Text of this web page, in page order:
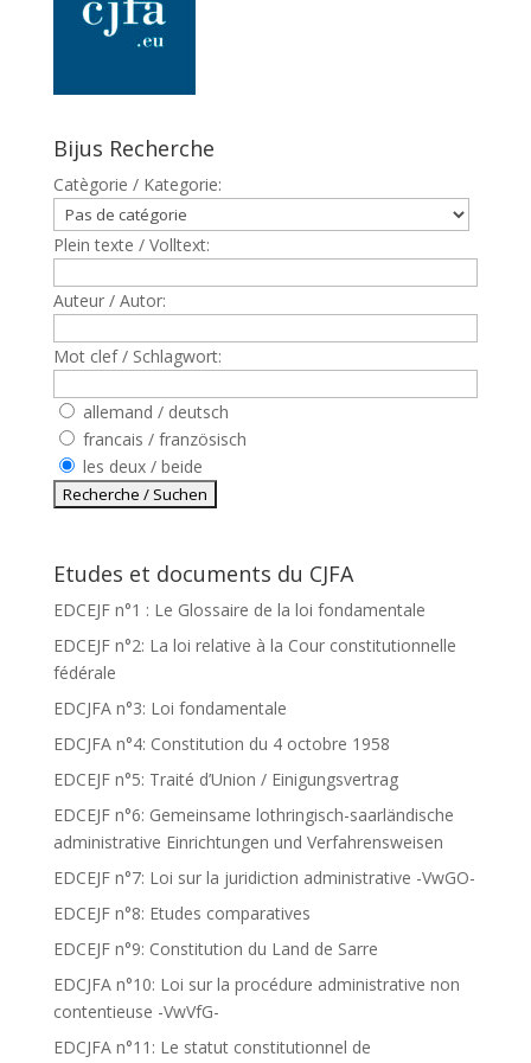
Bijus Recherche
Catègorie / Kategorie:
Plein texte / Volltext:
Auteur / Autor:
Mot clef / Schlagwort:
allemand / deutsch
francais / französisch
les deux / beide
Etudes et documents du CJFA
EDCEJF n°1 : Le Glossaire de la loi fondamentale
EDCEJF n°2: La loi relative à la Cour constitutionnelle
fédérale
EDCJFA n°3: Loi fondamentale
EDCJFA n°4: Constitution du 4 octobre 1958
EDCEJF n°5: Traité d’Union / Einigungsvertrag
EDCEJF n°6: Gemeinsame lothringisch-saarländische
administrative Einrichtungen und Verfahrensweisen
EDCEJF n°7: Loi sur la juridiction administrative -VwGO-
EDCEJF n°8: Etudes comparatives
EDCEJF n°9: Constitution du Land de Sarre
EDCJFA n°10: Loi sur la procédure administrative non
contentieuse -VwVfG-
EDCJFA n°11: Le statut constitutionnel de